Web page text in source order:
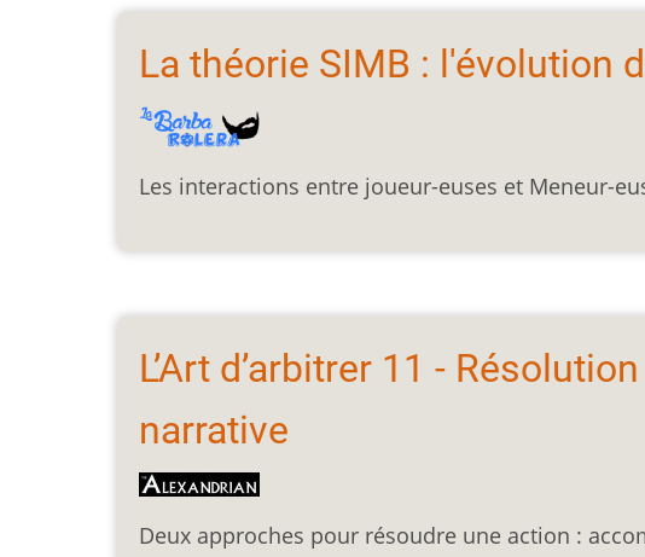
La théorie SIMB : l'évolution
Les interactions entre joueur-euses et Meneur-
L’Art d’arbitrer 11 -
narrative
Deux approches pour résoudre une action :